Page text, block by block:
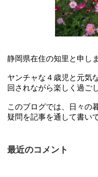
静岡県在住の知里と申しま
ヤンチャな４歳児と元気
回されながら楽しく過ご
このブログでは、日々の
疑問を記事を通して書い
最近のコメント